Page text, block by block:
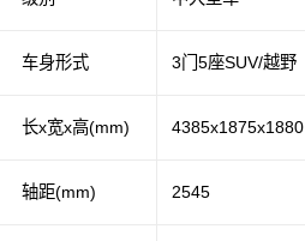
车身形式
长x宽x高(mm)
轴距(mm)
3门5座SUV/越野
4385x1875x1880
2545